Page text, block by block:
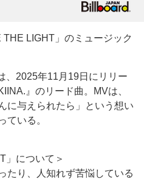
LIGHT」のミュージック
2025年11月19日にリリー
』のリード曲。MVは、
に与えられたら」という想い
ている。
」について＞
たり、人知れず苦悩している